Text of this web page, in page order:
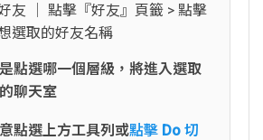
友 │ 點擊『好友』頁籤 > 點擊
選取的好友名稱
點選哪一個層級，將進入選取
聊天室
點選上方工具列或點擊 Do 切